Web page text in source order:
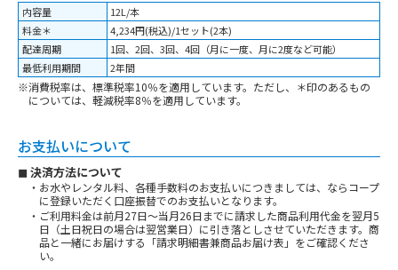
内容量
12L/本
料金＊
4,234円(税込)/1セット(2本)
配達周期
1回、2回、3回、4回（月に一度、月に2度など可能）
最低利用期間
2年間
※消費税率は、標準税率10％を適用しています。ただし、＊印のあるもの
については、軽減税率8％を適用しています。
お支払いについて
◼ 決済方法について
・お水やレンタル料、各種手数料のお支払いにつきましては、ならコープ
に登録いただく口座振替でのお支払いとなります。
・ご利用料金は前月27日～当月26日までに請求した商品利用代金を翌月5
日（土日祝日の場合は翌営業日）に引き落としさせていただきます。商
品と一緒にお届けする「請求明細書兼商品お届け表」をご確認くださ
い。